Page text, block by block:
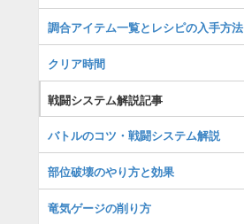
調合アイテム一覧とレシピの入手方法
クリア時間
戦闘システム解説記事
バトルのコツ・戦闘システム解説
部位破壊のやり方と効果
竜気ゲージの削り方